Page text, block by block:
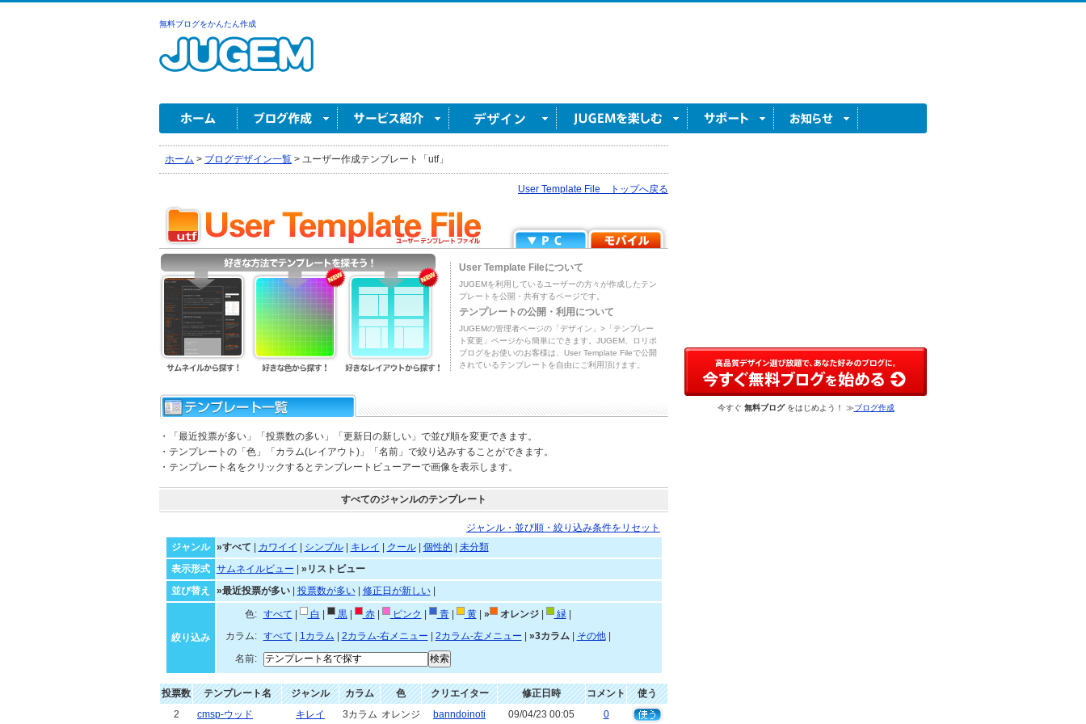
無料ブログをかんたん作成
ホーム > ブログデザイン一覧 > ユーザー作成テンプレート「utf」
User Template File トップへ戻る
User Template Fileについて
JUGEMを利用しているユーザーの方々が作成したテン
プレートを公開・共有するページです。
テンプレートの公開・利用について
JUGEMの管理者ページの「デザイン」>「テンプレー
ト変更」ページから簡単にできます。JUGEM、ロリポ
ブログをお使いのお客様は、User Template Fileで公開
されているテンプレートを自由にご利用頂けます。
・「最近投票が多い」「投票数の多い」「更新日の新しい」で並び順を変更できます。
・テンプレートの「色」「カラム(レイアウト)」「名前」で絞り込みすることができます。
・テンプレート名をクリックするとテンプレートビューアーで画像を表示します。
すべてのジャンルのテンプレート
ジャンル・並び順・絞り込み条件をリセット
ジャンル
»すべて カワイイ シンプル| キレイ クール| 個性的
未分類
表示形式
サムネイルビュー
»リストビュー
並び替え
»最近投票が多い| 投票数が多い| 修正日が新しい|
絞り込み
色: すべて 白 黒| 赤| ピンク 青| 黄| » オレンジ| 緑|
カラム:
すべて 1カラム 2カラム-右メニュー 2カラム-左メニュー »3カラム| その他|
名前:
投票数 テンプレート名 ジャンル カラム 色 クリエイター 修正日時 コメント
使う
2
cmsp-ウッド キレイ 3カラム オレンジ banndoinoti 09/04/23 00:05 0
今すぐ 無料ブログをはじめよう！ ≫ブログ作成